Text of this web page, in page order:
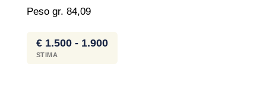
Peso gr. 84,09
€ 1.500 - 1.900
STIMA